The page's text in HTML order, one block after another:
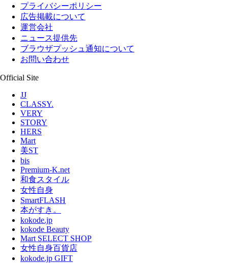
プライバシーポリシー
広告掲載について
運営会社
ニュース提供先
ブラウザプッシュ通知について
お問い合わせ
Official Site
JJ
CLASSY.
VERY
STORY
HERS
Mart
美ST
bis
Premium-K.net
和食スタイル
女性自身
SmartFLASH
本がすき。
kokode.jp
kokode Beauty
Mart SELECT SHOP
女性自身百貨店
kokode.jp GIFT